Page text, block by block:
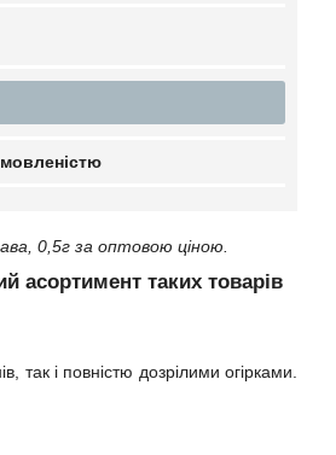
0,5г за оптовою ціною.
асортимент таких товарів
так і повністю дозрілими огірками.